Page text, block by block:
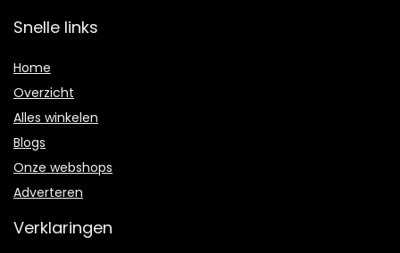
Snelle links
Home
Overzicht
Alles winkelen
Blogs
Onze webshops
Adverteren
Verklaringen